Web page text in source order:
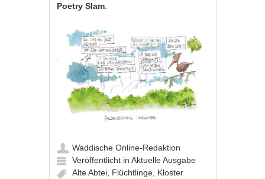
Poetry Slam
Waddische Online-Redaktion
Veröffentlicht inAktuelle Ausgabe
Alte Abtei Flüchtlinge Kloster